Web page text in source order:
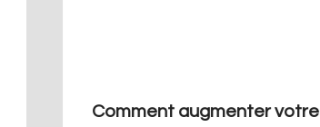
Comment augmenter votre